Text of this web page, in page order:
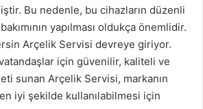
Bu nedenle, bu cihazların düzenli
yapılması oldukça önemlidir.
Arçelik Servisi devreye giriyor.
için güvenilir, kaliteli ve
sunan Arçelik Servisi, markanın
iyi şekilde kullanılabilmesi için